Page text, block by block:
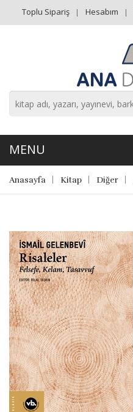
Toplu Sipariş Hesabım
Anasayfa Kitap Diğer